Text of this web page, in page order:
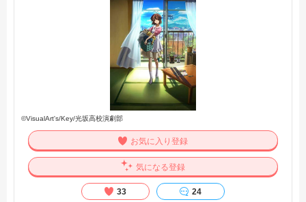
手紙に込められたいくつもの想いは、ヴァイオレットの心に
これは、感情を持たない一人の少女が愛を知るまでの物語。
©VisualArt's/Key/光坂高校演劇部
お気に入り登録
気になる登録
33 24